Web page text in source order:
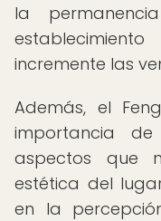
la
incremente las
Además, el
importancia
aspectos que
estética del
en la